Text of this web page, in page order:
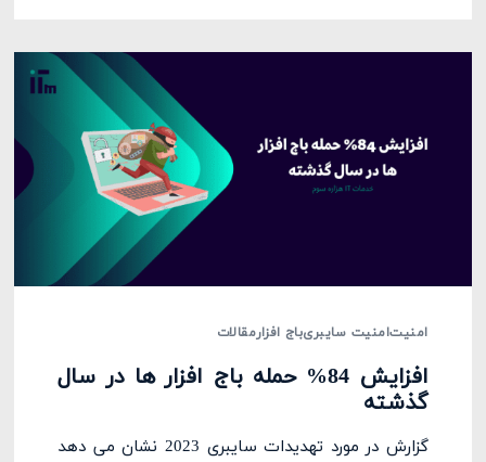
امنیتامنیت سایبریباج افزارمقالات
افزایش 84% حمله باج افزار ها در سال
گذشته
گزارش در مورد تهدیدات سایبری 2023 نشان می دهد